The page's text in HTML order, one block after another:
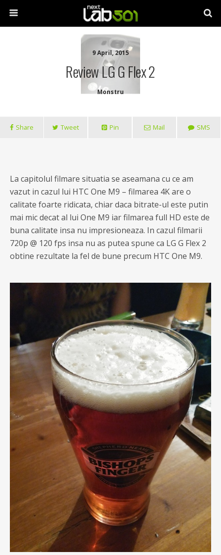
9 April, 2015
Review LG G Flex 2
Monstru
Share Tweet Pin Mail SMS
La capitolul filmare situatia se aseamana cu ce am
vazut in cazul lui HTC One M9 – filmarea 4K are o
calitate foarte ridicata, chiar daca bitrate-ul este putin
mai mic decat al lui One M9 iar filmarea full HD este de
buna calitate insa nu impresioneaza. In cazul filmarii
720p @ 120 fps insa nu as putea spune ca LG G Flex 2
obtine rezultate la fel de bune precum HTC One M9.